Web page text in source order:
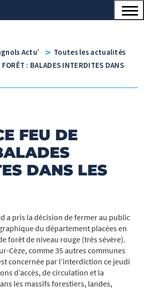
Actu’ v Toutes les actualités
: BALADES INTERDITES DANS
FEU DE
DANS LES
a pris la décision de fermer au public
du département placées en
forêt de niveau rouge (très sévère).
Cèze, comme 35 autres communes
concernée par l’interdiction ce jeudi
d’accès, de circulation et la
les massifs forestiers, landes,